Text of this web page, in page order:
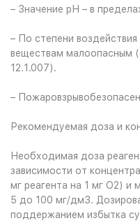
– Значение рН – в
– По степени
веществам малоопасным
12.1.007).
–
Рекомендуемая доза и
Необходимая доза
зависимости от
мг реагента на 1 мг О2) и
5 до 100 мг/дм3.
поддержанием избытка